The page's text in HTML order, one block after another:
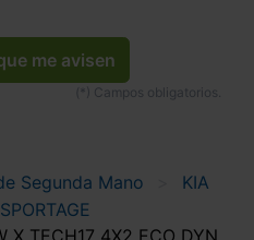
me avisen
Segunda Mano
KIA
X TECH17 4X2 ECO DYN